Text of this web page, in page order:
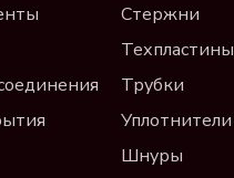
Стержни
Техпластины
Трубки
Уплотнители
Шнуры